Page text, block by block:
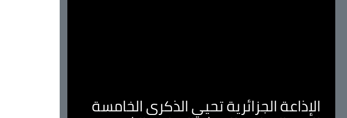
الإذاعة الجزائرية تحيي الذكرى الخامسة